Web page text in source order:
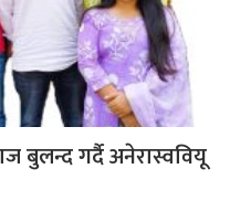
बुलन्द गर्दै अनेरास्ववियू